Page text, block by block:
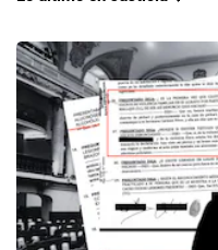
Lo último en Justicia